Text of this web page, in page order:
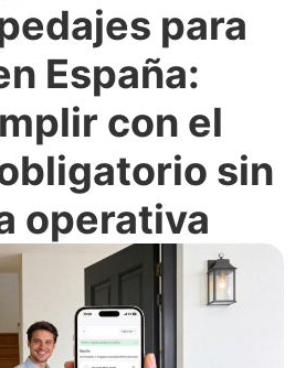
para
España:
con el
sin
operativa